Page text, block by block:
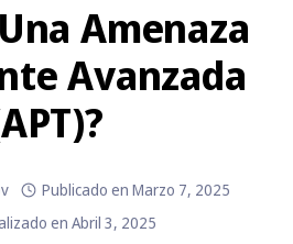
Français
Italiano
Norsk
Português
Amenaza
Avanzada
Publicado en Marzo 7, 2025
en Abril 3, 2025